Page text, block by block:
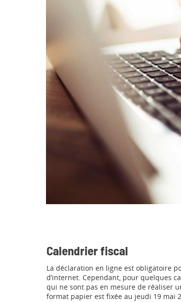
Calendrier fiscal
La déclaration en ligne est obligatoire
d’internet. Cependant, pour quelques
qui ne sont pas en mesure de réaliser
format papier est fixée au jeudi 19 mai